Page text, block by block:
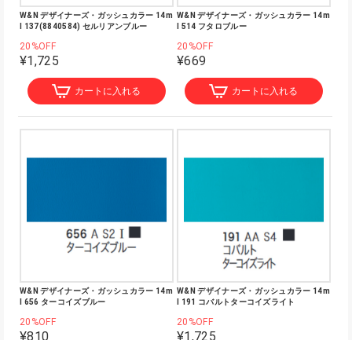
W&N デザイナーズ・ガッシュカラー 14m
l 137(8840584) セルリアンブルー
20%OFF
¥1,725
カートに入れる
W&N デザイナーズ・ガッシュカラー 14m
l 514 フタロブルー
20%OFF
¥669
カートに入れる
W&N デザイナーズ・ガッシュカラー 14m
l 656 ターコイズブルー
20%OFF
¥810
W&N デザイナーズ・ガッシュカラー 14m
l 191 コバルトターコイズライト
20%OFF
¥1,725